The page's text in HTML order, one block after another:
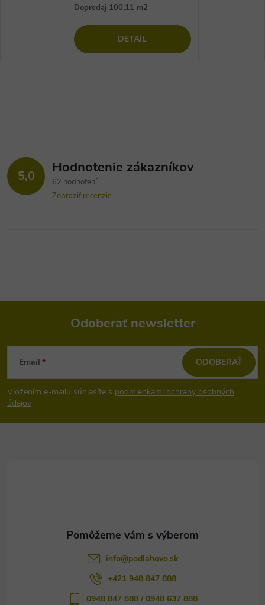
cena:
Dopredaj 100,11 m2
DETAIL
5,0 Hodnotenie zákazníkov
62 hodnotení
Zobraziť recenzie
Z
á
p
Odoberať newsletter
Email
Vložením e-mailu súhlasíte s podmienkami ochrany osobných
údajov
ODOBERAŤ
info@podlahovo.sk
+421 948 847 888
0948 847 888 / 0948 637 888